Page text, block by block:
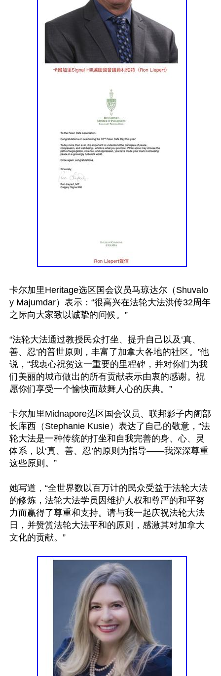
卡尔加里Heritage选区国会议员马琼达尔（Shuvalo
y Majumdar）表示：“很高兴在法轮大法洪传32周年
之际向大家致以诚挚的问候。”
“法轮大法通过教授民众打坐、提升自己以及‘真、
善、忍’的普世原则，丰富了加拿大各地的社区。”他
说，“我衷心祝贺这一重要的里程碑，并对你们为我
们美丽的城市做出的所有贡献表示由衷的感谢。祝
愿你们享受一个愉快而鼓舞人心的庆典。”
卡尔加里Midnapore选区国会议员、联邦影子内阁部
长库西（Stephanie Kusie）表达了自己的敬意，“法
轮大法是一种传统的打坐和自我完善的身、心、灵
体系，以‘真、善、忍’的原则为指导——我深深尊重
这些原则。”
她写道，“全世界数以百万计的民众受益于法轮大法
的修炼，法轮大法学员因维护人权和尊严的和平努
力而赢得了尊重和支持。请与我一起庆祝法轮大法
日，并赞赏法轮大法平和的原则，感激其对加拿大
文化的贡献。”